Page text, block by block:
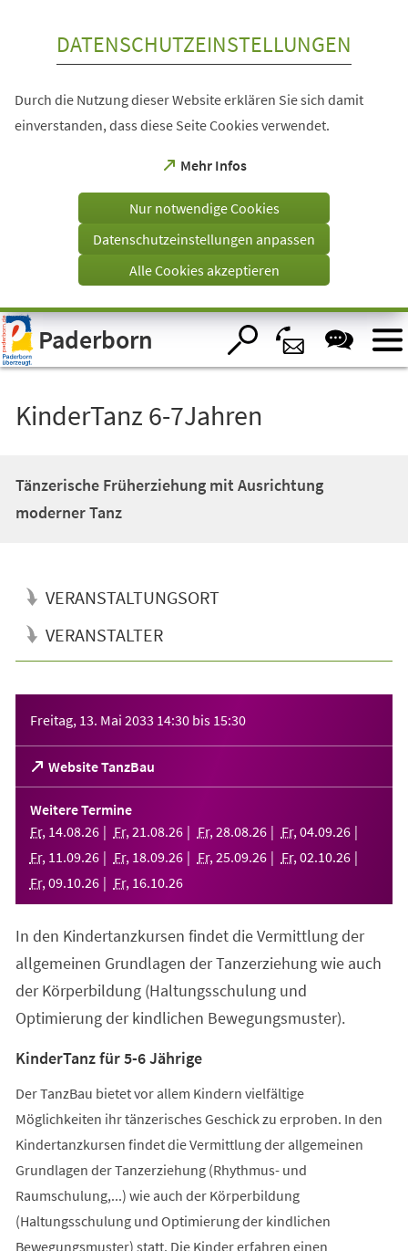
Visuelle
Assistenzsoftware
öffnen.
DATENSCHUTZEINSTELLUNGEN
Durch die Nutzung dieser Website erklären Sie sich damit
einverstanden, dass diese Seite Cookies verwendet.
Mehr Infos
(Öffnet
einem
Tab)
Nur notwendige Cookies
Datenschutzeinstellungen anpassen
Alle Cookies akzeptieren
Paderborn
KinderTanz 6-7Jahren
Tänzerische Früherziehung mit Ausrichtung
moderner Tanz
VERANSTALTUNGSORT
VERANSTALTER
Freitag, 13. Mai 2033 14:30 bis 15:30
Website TanzBau
(Öffnet
in
einem
neuen
Tab)
Weitere Termine
Fr, 14.08.26 Fr, 21 .08.26 Fr, 28.08.26 Fr, 04.09.26
Fr, 11 .09.26 Fr, 18.09.26 Fr, 25.09.26 Fr, 02.10.26
Fr, 09.10.26 Fr, 16.10.26
In den Kindertanzkursen findet die Vermittlung der
allgemeinen Grundlagen der Tanzerziehung wie auch
der Körperbildung (Haltungsschulung und
Optimierung der kindlichen Bewegungsmuster).
KinderTanz für 5-6 Jährige
Der TanzBau bietet vor allem Kindern vielfältige
Möglichkeiten ihr tänzerisches Geschick zu erproben. In den
Kindertanzkursen findet die Vermittlung der allgemeinen
Grundlagen der Tanzerziehung (Rhythmus- und
Raumschulung,...) wie auch der Körperbildung
(Haltungsschulung und Optimierung der kindlichen
Bewegungsmuster) statt. Die Kinder erfahren einen